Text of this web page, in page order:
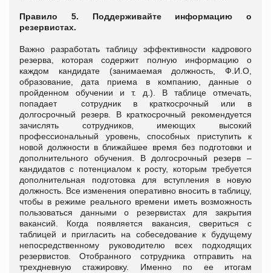
Правило 5. Поддерживайте информацию о
резервистах.
Важно разработать таблицу эффективности кадрового
резерва, которая содержит полную информацию о
каждом кандидате (занимаемая должность, Ф.И.О,
образование, дата приема в компанию, данные о
пройденном обучении и т. д.). В таблице отмечать,
попадает сотрудник в краткосрочный или в
долгосрочный резерв. В краткосрочный рекомендуется
зачислять сотрудников, имеющих высокий
профессиональный уровень, способных приступить к
новой должности в ближайшее время без подготовки и
дополнительного обучения. В долгосрочный резерв –
кандидатов с потенциалом к росту, которым требуется
дополнительная подготовка для вступления в новую
должность. Все изменения оперативно вносить в таблицу,
чтобы в режиме реального времени иметь возможность
пользоваться данными о резервистах для закрытия
вакансий. Когда появляется вакансия, свериться с
таблицей и пригласить на собеседование к будущему
непосредственному руководителю всех подходящих
резервистов. Отобранного сотрудника отправить на
трехдневную стажировку. Именно по ее итогам